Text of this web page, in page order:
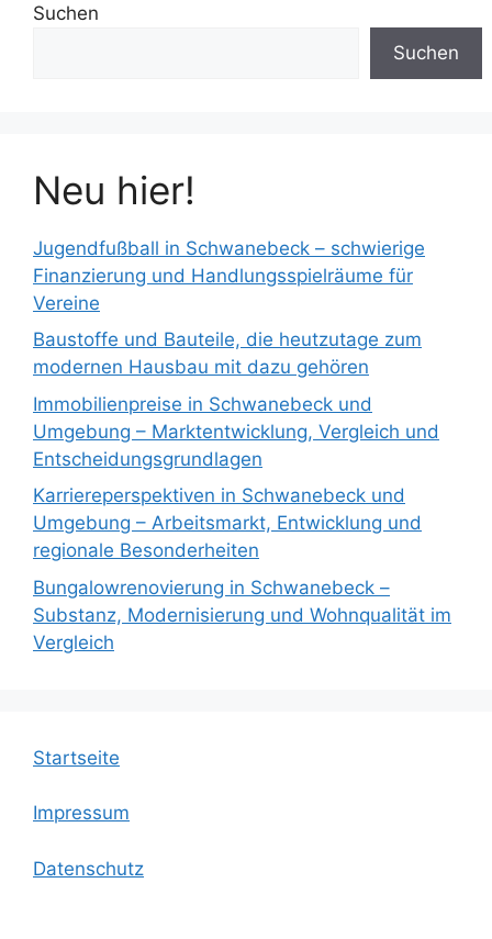
Suchen
Suchen
Neu hier!
Jugendfußball in Schwanebeck – schwierige
Finanzierung und Handlungsspielräume für
Vereine
Baustoffe und Bauteile, die heutzutage zum
modernen Hausbau mit dazu gehören
Immobilienpreise in Schwanebeck und
Umgebung – Marktentwicklung, Vergleich und
Entscheidungsgrundlagen
Karriereperspektiven in Schwanebeck und
Umgebung – Arbeitsmarkt, Entwicklung und
regionale Besonderheiten
Bungalowrenovierung in Schwanebeck –
Substanz, Modernisierung und Wohnqualität im
Vergleich
Startseite
Impressum
Datenschutz